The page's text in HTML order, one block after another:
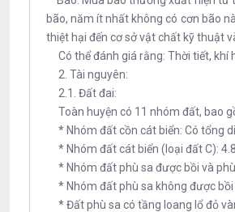
bão, năm ít nhất không có cơn bão
thiệt hại đến cơ sở vật chất kỹ thuật
Có thể đánh giá rằng: Thời tiết, khí
2. Tài nguyên:
2.1. Đất đai:
Toàn huyện có 11 nhóm đất, bao
* Nhóm đất cồn cát biển: Có tổng
* Nhóm đất cát biển (loại đất C):
* Nhóm đất phù sa được bồi và phù
* Nhóm đất phù sa không được bồi
* Đất phù sa có tầng loang lổ đỏ